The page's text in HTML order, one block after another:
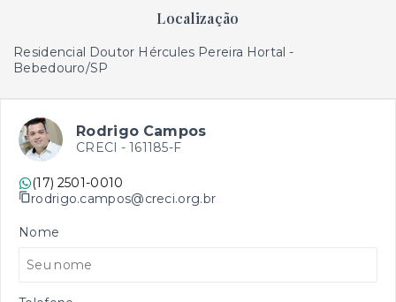
Localização
Residencial Doutor Hércules Pereira Hortal -
Bebedouro/SP
Rodrigo Campos
CRECI - 161185-F
(17) 2501-0010
rodrigo.campos@creci.org.br
Nome